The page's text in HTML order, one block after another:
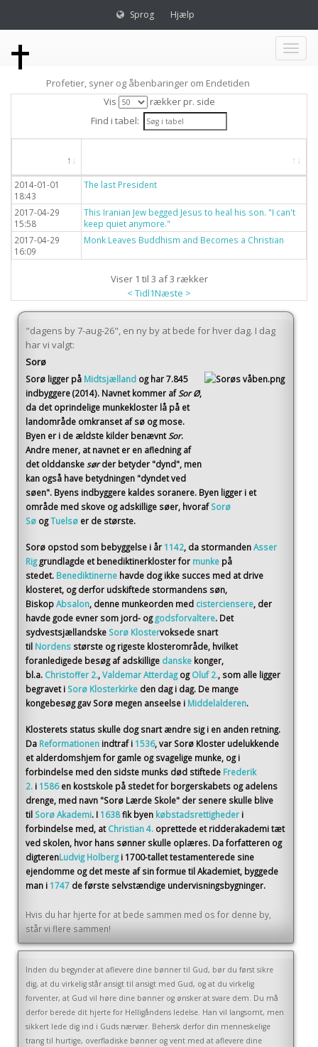
Sprog Hjælp
Toggle
Profetier, syner og åbenbaringer om Endetiden
Vis
rækker pr. side
Find i tabel:
2014-01-01
18:43
The last President
2017-04-29
15:58
This Iranian Jew begged Jesus to heal his son. "I can't
keep quiet anymore."
2017-04-29
16:09
Monk Leaves Buddhism and Becomes a Christian
Viser 1 til 3 af 3 rækker
< Tidl1Næste >
"dagens by 7-aug-26", en ny by at bede for hver dag. I dag
har vi valgt:
Sorø
Sorø ligger på Midtsjælland og har 7.845
indbyggere (2014). Navnet kommer af Sor Ø,
da det oprindelige munkekloster lå på et
landområde omkranset af sø og mose.
Byen er i de ældste kilder benævnt Sor.
Andre mener, at navnet er en afledning af
det olddanske sør der betyder "dynd", men
kan også have betydningen "dyndet ved
søen". Byens indbyggere kaldes soranere. Byen ligger i et
område med skove og adskillige søer, hvoraf Sorø
Sø ogTuelsø er de største.
Sorø opstod som bebyggelse i år 1142, da stormandenAsser
Rig grundlagde et benediktinerkloster for munke på
stedet. Benediktinerne havde dog ikke succes med at drive
klosteret, og derfor udskiftede stormandens søn,
BiskopAbsalon, denne munkeorden med cisterciensere, der
havde gode evner som jord- og godsforvaltere. Det
sydvestsjællandske Sorø Klostervoksede snart
til Nordens største og rigeste klosterområde, hvilket
foranledigede besøg af adskillige danske konger,
bl.a. Christoffer 2.,Valdemar Atterdag og Oluf 2., som alle ligger
begravet i Sorø Klosterkirke den dag i dag. De mange
kongebesøg gav Sorø megen anseelse i Middelalderen.
Klosterets status skulle dog snart ændre sig i en anden retning.
Da Reformationen indtraf i 1536, var Sorø Kloster udelukkende
et alderdomshjem for gamle og svagelige munke, og i
forbindelse med den sidste munks død stiftede Frederik
2. i 1586 en kostskole på stedet for borgerskabets og adelens
drenge, med navn "Sorø Lærde Skole" der senere skulle blive
til Sorø Akademi. I 1638fik byen købstadsrettigheder i
forbindelse med, at Christian 4. oprettede et ridderakademi tæt
ved skolen, hvor hans sønner skulle oplæres. Da forfatteren og
digterenLudvig Holberg i 1700-tallet testamenterede sine
ejendomme og det meste af sin formue til Akademiet, byggede
man i 1747 de første selvstændige undervisningsbygninger.
Hvis du har hjerte for at bede sammen med os for denne by,
står vi flere sammen!
Inden du begynder at aflevere dine bønner til Gud, bør du først sikre
dig, at du virkelig står ansigt til ansigt med Gud, og at du virkelig
forventer, at Gud vil høre dine bønner og ønsker at svare dem. Du må
derfor berede dit hjerte for Helligåndens ledelse. Han vil langsomt, men
sikkert lede dig ind i Guds nærvær. Behersk derfor din menneskelige
trang til hurtige, overfladiske bønner og vent med at aflevere dine